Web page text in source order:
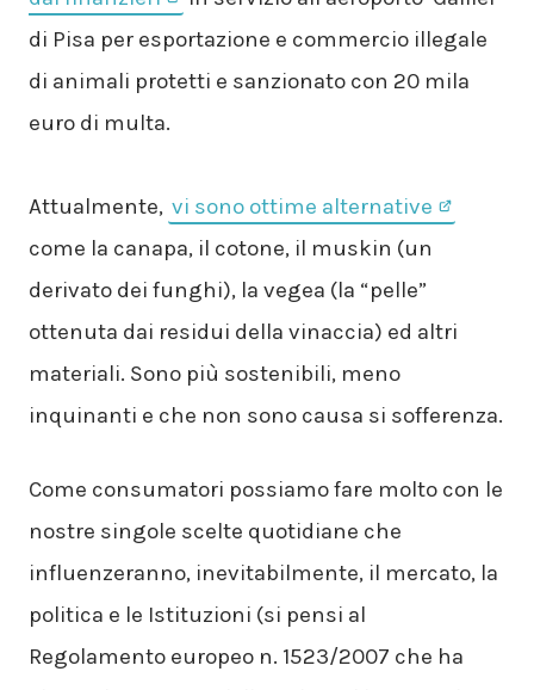
di Pisa per esportazione e commercio illegale
di animali protetti e sanzionato con 20 mila
euro di multa.
Attualmente, vi sono ottime alternative
come la canapa, il cotone, il muskin (un
derivato dei funghi), la vegea (la “pelle”
ottenuta dai residui della vinaccia) ed altri
materiali. Sono più sostenibili, meno
inquinanti e che non sono causa si sofferenza.
Come consumatori possiamo fare molto con le
nostre singole scelte quotidiane che
influenzeranno, inevitabilmente, il mercato, la
politica e le Istituzioni (si pensi al
Regolamento europeo n. 1523/2007 che ha